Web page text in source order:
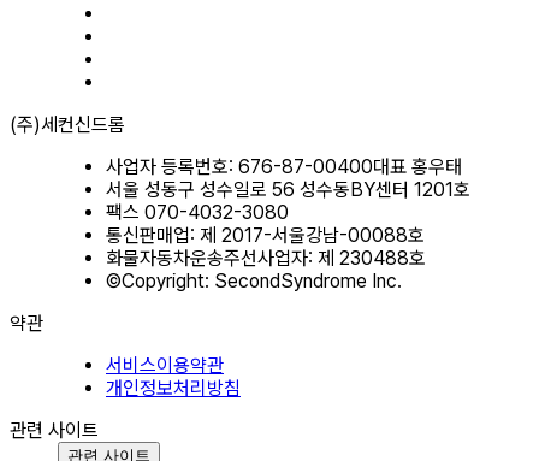
(주)세컨신드롬
사업자 등록번호: 676-87-00400대표 홍우태
서울 성동구 성수일로 56 성수동BY센터 1201호
팩스 070-4032-3080
통신판매업: 제 2017-서울강남-00088호
화물자동차운송주선사업자: 제 230488호
©Copyright: SecondSyndrome Inc.
약관
서비스이용약관
개인정보처리방침
관련 사이트
관련 사이트